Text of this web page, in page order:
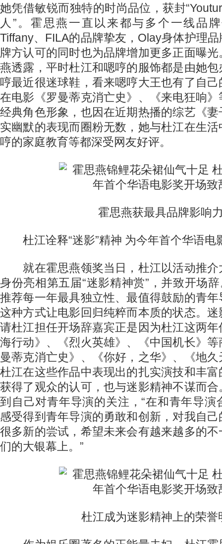
她凭借敏锐而独特的时尚品位，获封
人”。霍思燕一直以来都与多个一线品
Tiffany、FILA的品牌挚友，Olay身体护理
牌方认可的同时也为品牌增加更多正面曝
燕透露，平时杜江和嗯哼的服饰都是由她
哼最近很迷球鞋，看来嗯哼大王也有了自
在电影《罗曼蒂克消亡史》、《来电狂响
经典角色形象，也因在近期热播的综艺《
实幽默的表现而圈粉无数，她与杜江在生
哼的家庭教育等都深受网友好评。
霍思燕获最具品牌影响
杜江诠释“迷影”精神 为今年首个华语电
就在霍思燕领奖当日，杜江以活动推介
身份亮相第五届“迷影精神赏”，并致开场
推荐每一年最具独立性、最值得鼓励的青
这种方式让电影回归纯粹而本质的状态。
请杜江担任开场辞嘉宾正是因为杜江这两
海行动》、《烈火英雄》、《中国机长》
曼蒂克消亡史》、《你好，之华》、《地
杜江在这些作品中表现出的扎实演技和丰
获得了观众的认可，也与迷影精神不谋而
到自己对青年导演的关注，“在和青年导演
感受得到青年导演的勇敢和创新，对我自
很多新的尝试，希望未来会有越来越多的
们的大银幕上。”
杜江成为迷影精神上的荣誉